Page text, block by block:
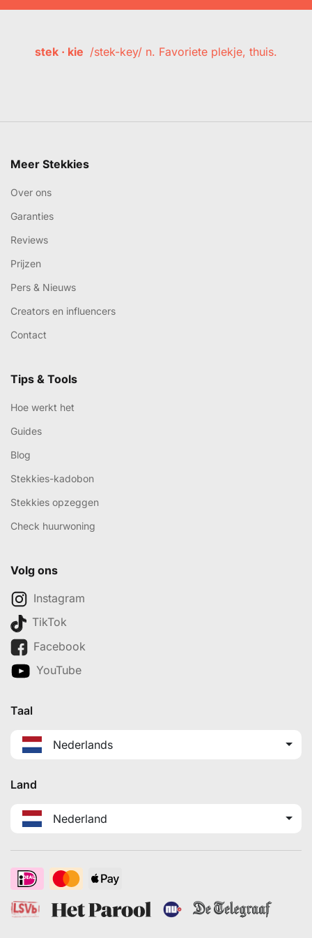
stek · kie /stek-key/ n. Favoriete plekje, thuis.
Meer Stekkies
Over ons
Garanties
Reviews
Prijzen
Pers & Nieuws
Creators en influencers
Contact
Tips & Tools
Hoe werkt het
Guides
Blog
Stekkies-kadobon
Stekkies opzeggen
Check huurwoning
Volg ons
Instagram
TikTok
Facebook
YouTube
Taal
Nederlands
Land
Nederland